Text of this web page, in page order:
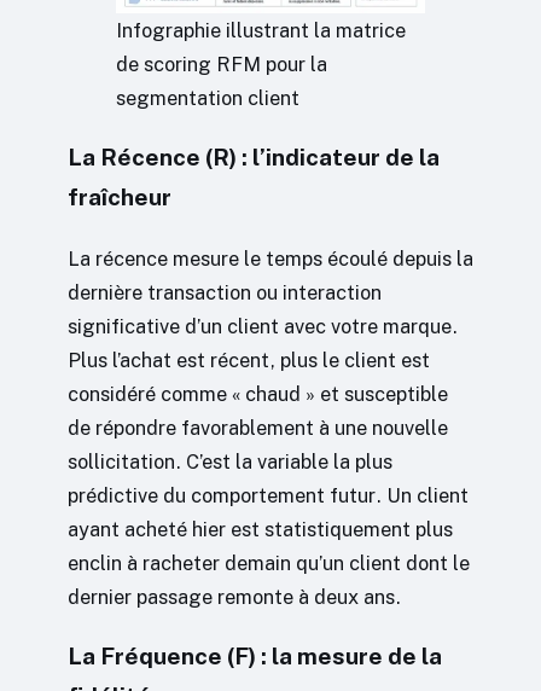
Infographie illustrant la matrice
de scoring RFM pour la
segmentation client
La Récence (R) : l’indicateur de la
fraîcheur
La récence mesure le temps écoulé depuis la
dernière transaction ou interaction
significative d’un client avec votre marque.
Plus l’achat est récent, plus le client est
considéré comme « chaud » et susceptible
de répondre favorablement à une nouvelle
sollicitation. C’est la variable la plus
prédictive du comportement futur. Un client
ayant acheté hier est statistiquement plus
enclin à racheter demain qu’un client dont le
dernier passage remonte à deux ans.
La Fréquence (F) : la mesure de la